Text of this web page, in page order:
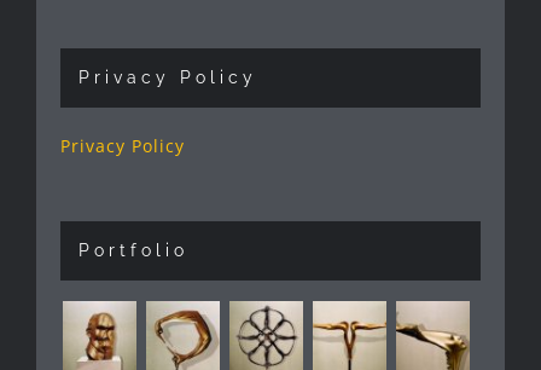
Privacy Policy
Privacy Policy
Portfolio